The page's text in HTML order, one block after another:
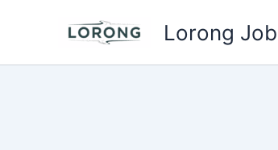
Lorong